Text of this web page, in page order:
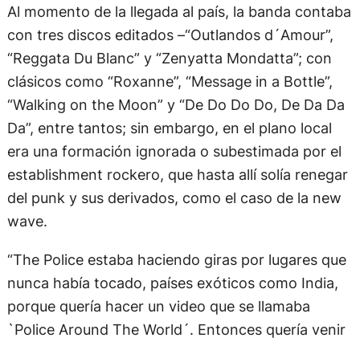
Al momento de la llegada al país, la banda contaba
con tres discos editados –“Outlandos d´Amour”,
“Reggata Du Blanc” y “Zenyatta Mondatta”; con
clásicos como “Roxanne”, “Message in a Bottle”,
“Walking on the Moon” y “De Do Do Do, De Da Da
Da”, entre tantos; sin embargo, en el plano local
era una formación ignorada o subestimada por el
establishment rockero, que hasta allí solía renegar
del punk y sus derivados, como el caso de la new
wave.
“The Police estaba haciendo giras por lugares que
nunca había tocado, países exóticos como India,
porque quería hacer un video que se llamaba
`Police Around The World´. Entonces quería venir